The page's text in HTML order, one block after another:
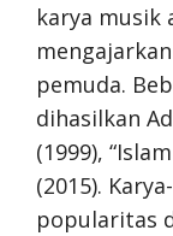
karya musik
pemuda.
dihasilkan
(1999),
(2015).
popularitas